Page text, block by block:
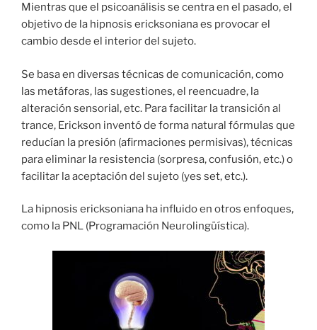
Mientras que el psicoanálisis se centra en el pasado, el
objetivo de la hipnosis ericksoniana es provocar el
cambio desde el interior del sujeto.
Se basa en diversas técnicas de comunicación, como
las metáforas, las sugestiones, el reencuadre, la
alteración sensorial, etc. Para facilitar la transición al
trance, Erickson inventó de forma natural fórmulas que
reducían la presión (afirmaciones permisivas), técnicas
para eliminar la resistencia (sorpresa, confusión, etc.) o
facilitar la aceptación del sujeto (yes set, etc.).
La hipnosis ericksoniana ha influido en otros enfoques,
como la PNL (Programación Neurolingüística).